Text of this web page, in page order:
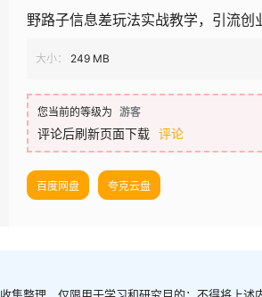
野路子信息差玩法实战教学，引流创
大小： 249 MB
您当前的等级为 游客
评论后刷新页面下载 评论
百度网盘 夸克云盘